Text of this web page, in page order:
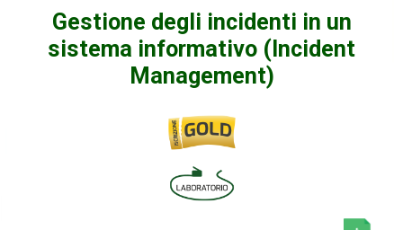
Gestione degli incidenti in un
sistema informativo (Incident
Management)